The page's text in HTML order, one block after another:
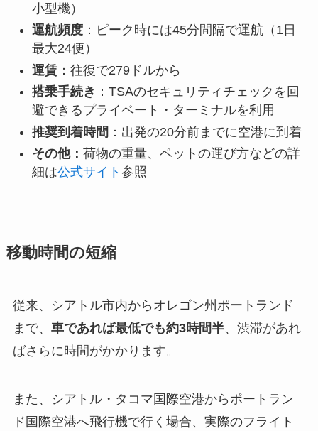
小型機）
運航頻度：ピーク時には45分間隔で運航（1日
最大24便）
運賃：往復で279ドルから
搭乗手続き ：TSAのセキュリティチェックを回
避できるプライベート・ターミナルを利用
推奨到着時間 ：出発の20分前までに空港に到着
その他： 荷物の重量、ペットの運び方などの詳
細は公式サイト 参照
移動時間の短縮
従来、シアトル市内からオレゴン州ポートランド
まで、 車であれば最低でも約3時間半、渋滞があれ
ばさらに時間がかかります。
また、シアトル・タコマ国際空港からポートラン
ド国際空港へ飛行機で行く場合、実際のフライト